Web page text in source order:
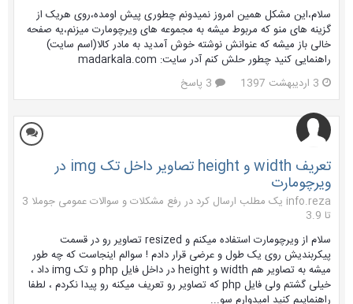
سلام،این مشکل همین امروز نمیدونم چطوری پیش اومده،روی هریک از
گزینه های منو که مربوط میشه به مجموعه های ویرچومارت میزنم،یه صفحه
خالی باز میشه که عنوانش نوشته خوش آمدید به مادر کالا(اسم سایت)
راهنمایی کنید چطور حلش کنم آدر سایت: madarkala.com
3 اردیبهشت 1397
تعریف width و height تصاویر داخل تک img در
ویرچومارت
info.reza یک مطلب ارسال کرد در
رفع مشکلات و سوالات عمومی جوملا 3
تا 3.9
سلام از ویرچومارت استفاده میکنم و resized تصاویر رو در قسمت
پیکربندیش روی یک طول و عرضی قرار دادم ! سوالم اینجاست که چه طور
میشه به تصاویر هم width و height در داخل فایل php و تک img داد ،
خیلی گشتم ولی فایل php که تصاویر رو تعریف میکنه رو پیدا نکردم ، لطفا
راهنماییم کنید امیدوارم سو...